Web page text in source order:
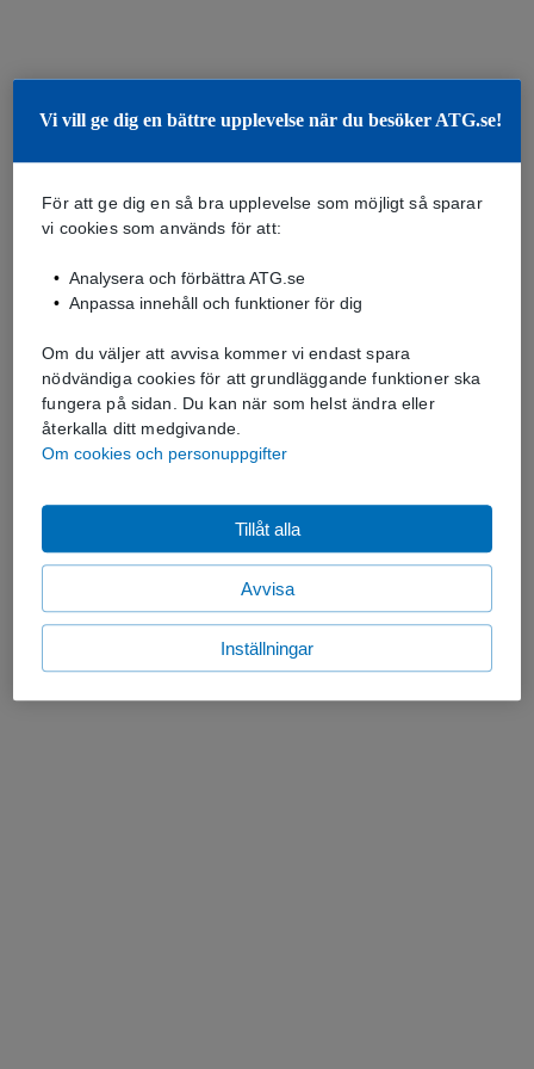
Vi vill ge dig en bättre upplevelse när du besöker ATG.se!
För att ge dig en så bra upplevelse som möjligt så sparar
vi cookies som används för att:
Analysera och förbättra ATG.se
Anpassa innehåll och funktioner för dig
Om du väljer att avvisa kommer vi endast spara
nödvändiga cookies för att grundläggande funktioner ska
fungera på sidan. Du kan när som helst ändra eller
återkalla ditt medgivande.
Om cookies och personuppgifter
Avvisa
Tillåt alla
Inställningar